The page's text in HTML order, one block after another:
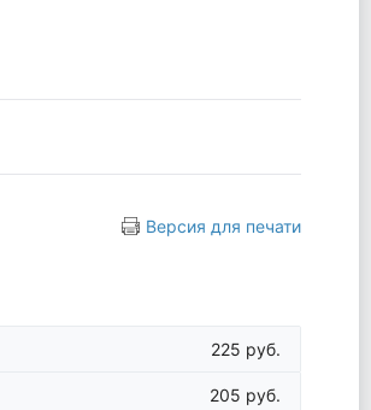
Версия для печати
225 руб.
205 руб.